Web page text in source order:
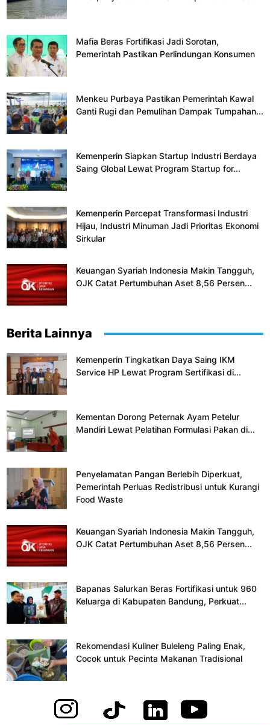
Mafia Beras Fortifikasi Jadi Sorotan,
Pemerintah Pastikan Perlindungan Konsumen
Menkeu Purbaya Pastikan Pemerintah Kawal
Ganti Rugi dan Pemulihan Dampak Tumpahan...
Kemenperin Siapkan Startup Industri Berdaya
Saing Global Lewat Program Startup for...
Kemenperin Percepat Transformasi Industri
Hijau, Industri Minuman Jadi Prioritas Ekonomi
Sirkular
Keuangan Syariah Indonesia Makin Tangguh,
OJK Catat Pertumbuhan Aset 8,56 Persen...
Berita Lainnya
Kemenperin Tingkatkan Daya Saing IKM
Service HP Lewat Program Sertifikasi di...
Kementan Dorong Peternak Ayam Petelur
Mandiri Lewat Pelatihan Formulasi Pakan di...
Penyelamatan Pangan Berlebih Diperkuat,
Pemerintah Perluas Redistribusi untuk Kurangi
Food Waste
Keuangan Syariah Indonesia Makin Tangguh,
OJK Catat Pertumbuhan Aset 8,56 Persen...
Bapanas Salurkan Beras Fortifikasi untuk 960
Keluarga di Kabupaten Bandung, Perkuat...
Rekomendasi Kuliner Buleleng Paling Enak,
Cocok untuk Pecinta Makanan Tradisional